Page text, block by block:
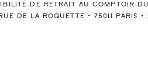
DE RETRAIT AU COMPTOIR
DE LA ROQUETTE – 75011 PARIS